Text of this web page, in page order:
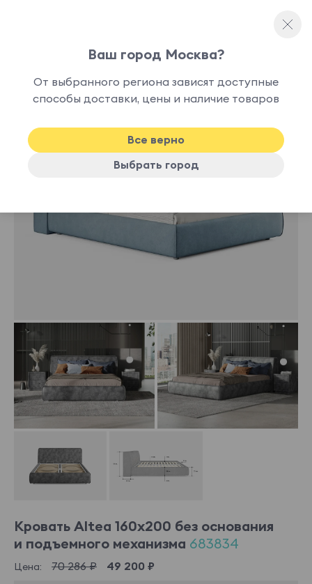
-30%
Кровать Altea 160x200 без основания
и подъемного механизма 683834
Цена: 70 286 ₽ 49 200 ₽
Ваш город Москва?
От выбранного региона зависят доступные
способы доставки, цены и наличие товаров
Все верно
Выбрать город